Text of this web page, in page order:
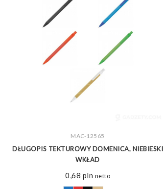
ZOBACZ WIĘCEJ
MAC-12565
DŁUGOPIS TEKTUROWY DOMENICA, NIEBIESKI
WKŁAD
0,68 pln netto